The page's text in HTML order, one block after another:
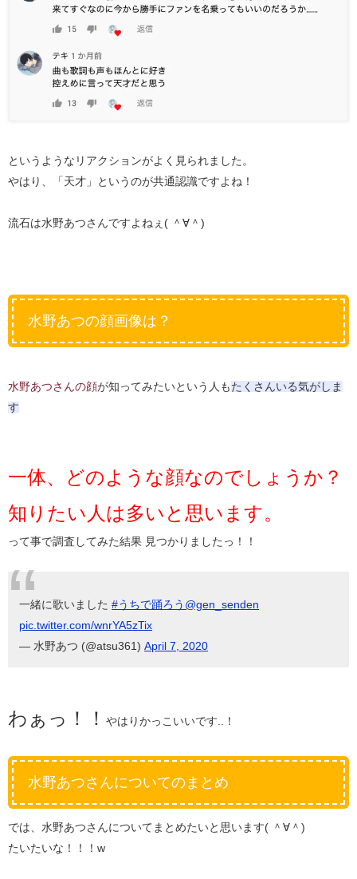
というようなリアクションがよく見られました。
やはり、「天才」というのが共通認識ですよね！
流石は水野あつさんですよねぇ( ＾∀＾)
水野あつの顔画像は？
水野あつさんの顔が知ってみたいという人も たくさんいる気がしま
す
一体、どのような顔なのでしょうか？
知りたい人は多いと思います。
って事で調査してみた結果 見つかりましたっ！！
一緒に歌いました #うちで踊ろう @gen_senden
pic.twitter.com/wnrYA5zTix
— 水野あつ (@atsu361) April 7, 2020
わぁっ！！ やはりかっこいいです..！
水野あつさんについてのまとめ
では、水野あつさんについてまとめたいと思います( ＾∀＾)
たいたいな！！！w